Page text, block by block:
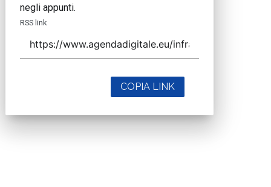
negli appunti.
RSS link
COPIA LINK